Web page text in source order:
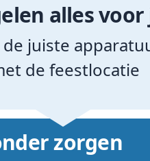
alles
juiste
de feestlocatie
zorgen